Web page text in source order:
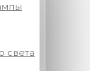
света